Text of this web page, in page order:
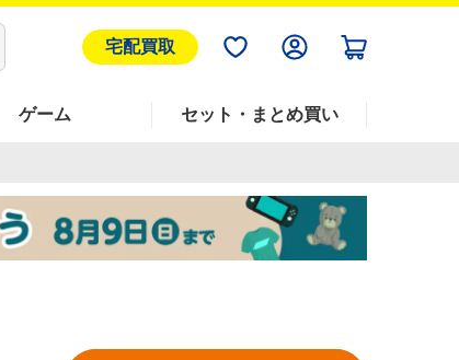
宅配買取
ゲーム セット・まとめ買い